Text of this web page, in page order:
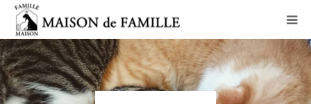
コンセプト
ペットホテル